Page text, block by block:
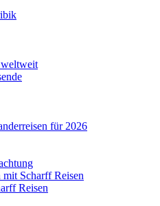
für 2026
Scharff Reisen
Reisen